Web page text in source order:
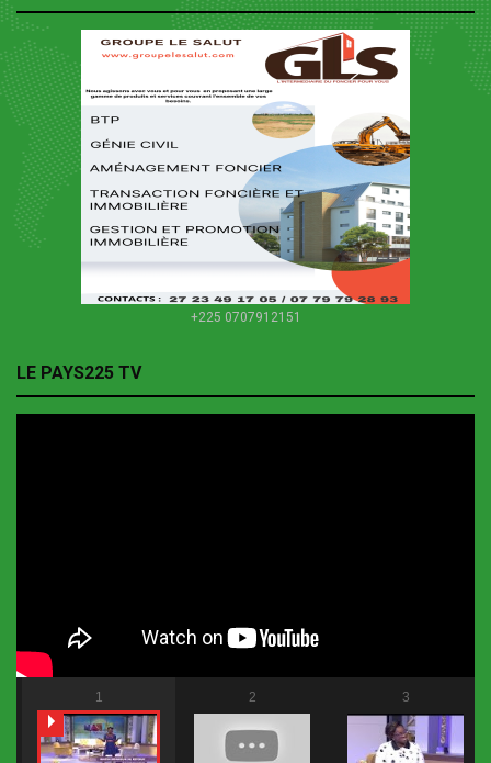
+225 0707912151
LE PAYS225 TV
1 2 3